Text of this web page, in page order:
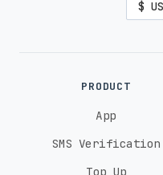
PRODUCT
App
SMS Verification
Top Up